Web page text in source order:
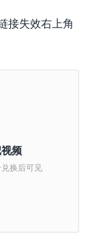
接失效右上角
频
换后可见